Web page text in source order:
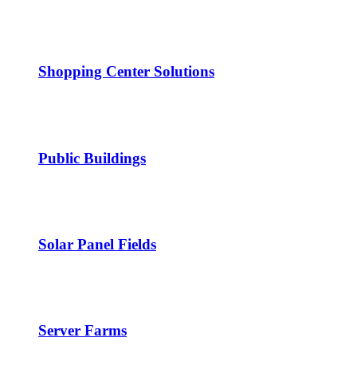
Shopping Center Solutions
Public Buildings
Solar Panel Fields
Server Farms